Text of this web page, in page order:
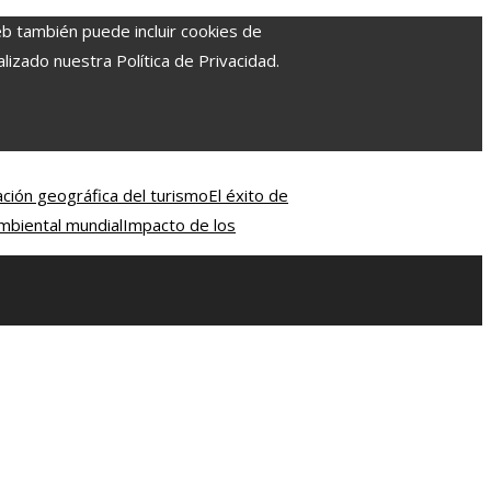
también puede incluir cookies de
nuestra Política de Privacidad.
geográfica del turismoEl éxito de
mundialImpacto de los